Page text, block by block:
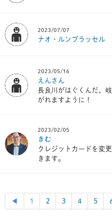
2023/07/07
ナオ・ルンブラッセル
2023/05/16
えんさん
長良川がはぐくんだ、
がれますように！
2023/02/05
きむ
クレジットカードを変
きます。
◀︎ 1 2 3 4 5